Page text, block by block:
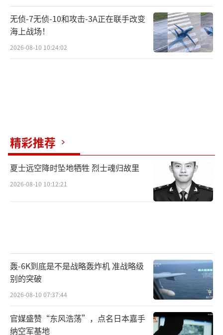
无侦-7无侦-10和攻击-3A正在联手改变
海上战场！
2026-08-10 10:24:02
精彩推荐
夏士远空降时坠地牺牲 烈士魂归故里
2026-08-10 10:12:21
轰-6K到底是不是战略轰炸机 准战略级
别的突破
2026-08-10 07:37:44
官媒盛赞“东风浩荡”，点名日本嘉手
纳空军基地